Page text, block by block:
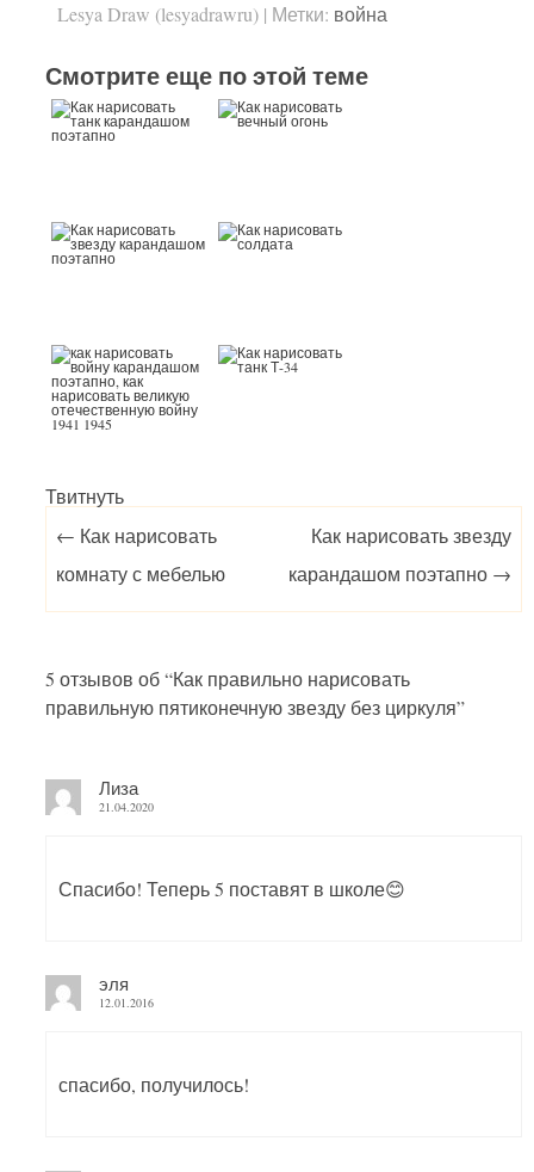
Lesya Draw (lesyadrawru) | Метки: война
Смотрите еще по этой теме
Твитнуть
Post navigation
← Как нарисовать
комнату с мебелью
Как нарисовать звезду
карандашом поэтапно →
5 отзывов об “Как правильно нарисовать
правильную пятиконечную звезду без циркуля”
Лиза
21.04.2020
Спасибо! Теперь 5 поставят в школе😊
эля
12.01.2016
спасибо, получилось!